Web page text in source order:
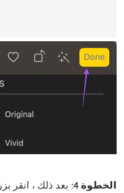
الخطوة 4 : بعد ذلك ، انقر بزر